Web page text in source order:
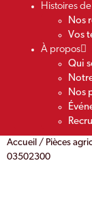
Histoires
Nos
Vos
À propos
Qui
Nos
Accueil / Pièces
03502300